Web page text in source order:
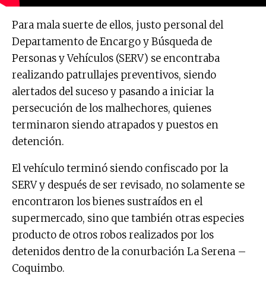
Para mala suerte de ellos, justo personal del
Departamento de Encargo y Búsqueda de
Personas y Vehículos (SERV) se encontraba
realizando patrullajes preventivos, siendo
alertados del suceso y pasando a iniciar la
persecución de los malhechores, quienes
terminaron siendo atrapados y puestos en
detención.
El vehículo terminó siendo confiscado por la
SERV y después de ser revisado, no solamente se
encontraron los bienes sustraídos en el
supermercado, sino que también otras especies
producto de otros robos realizados por los
detenidos dentro de la conurbación La Serena –
Coquimbo.